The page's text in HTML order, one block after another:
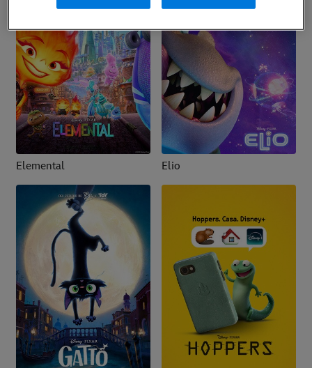
Elemental Elio